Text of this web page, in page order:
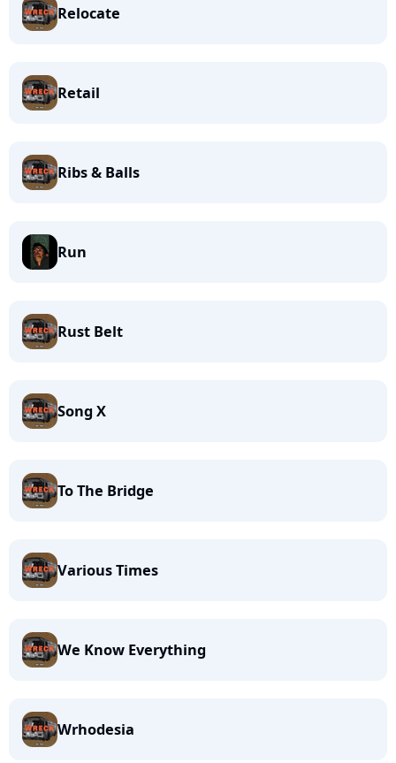
Relocate
Retail
Ribs & Balls
Run
Rust Belt
Song X
To The Bridge
Various Times
We Know Everything
Wrhodesia